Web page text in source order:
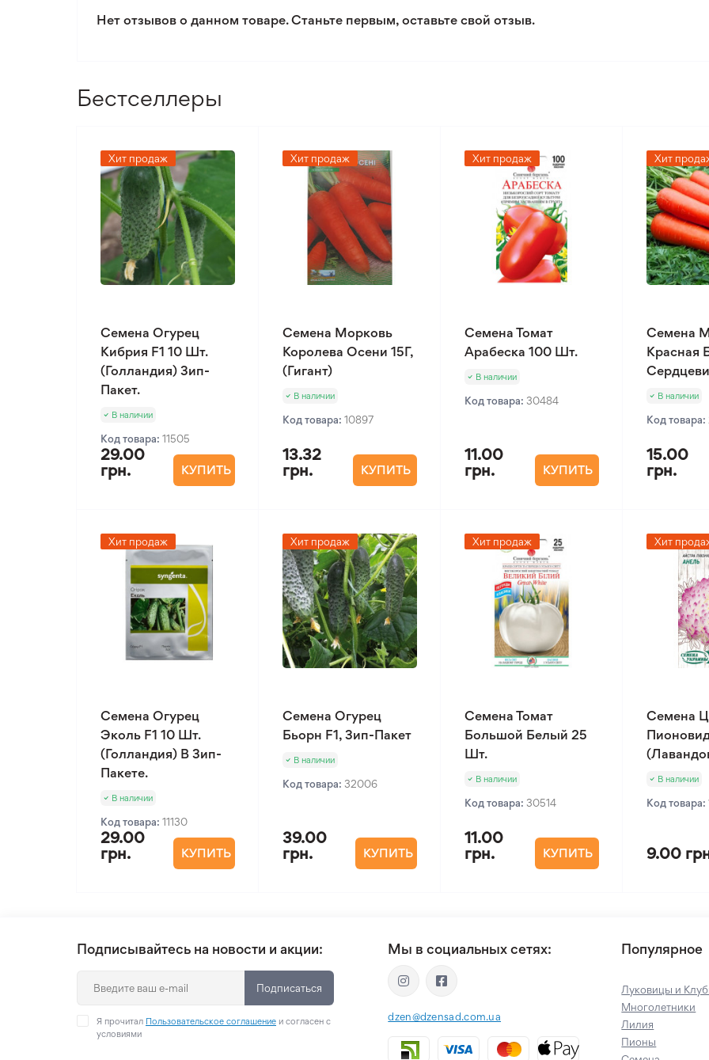
Нет отзывов о данном товаре. Станьте первым, оставьте свой отзыв.
Бестселлеры
Хит продаж
Семена Огурец
Кибрия F1 10 Шт.
(Голландия) Зип-
Пакет.
В наличии
Код товара: 11505
29.00
грн.
КУПИТЬ
Хит продаж
Семена Морковь
Королева Осени 15Г,
(Гигант)
В наличии
Код товара: 10897
13.32
грн.
КУПИТЬ
Хит продаж
Семена Томат
Арабеска 100 Шт.
В наличии
Код товара: 30484
11.00
грн.
КУПИТЬ
Хит
Семена
Красная
В наличии
Код товара:
15.00
грн.
Хит продаж
Семена Огурец
Эколь F1 10 Шт.
(Голландия) В Зип-
Пакете.
В наличии
Код товара: 11130
29.00
грн.
КУПИТЬ
Хит продаж
Семена Огурец
Бьорн F1, Зип-Пакет
В наличии
Код товара: 32006
39.00
грн.
КУПИТЬ
Хит продаж
Семена Томат
Большой Белый 25
Шт.
В наличии
Код товара: 30514
11.00
грн.
КУПИТЬ
Хит
Семена
В наличии
Код товара:
9.00
Подписывайтесь на новости и акции:
Подписаться
Я прочитал Пользовательское соглашение и согласен с
условиями
Мы в социальных сетях:
dzen@dzensad.com.ua
Популярное
Луковицы и
Многолетники
Лилия
Пионы